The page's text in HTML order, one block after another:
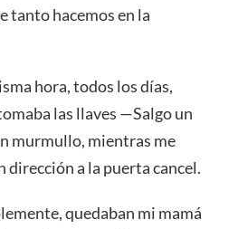
tanto hacemos en la
hora, todos los días,
las llaves —Salgo un
murmullo, mientras me
dirección a la puerta cancel.
quedaban mi mamá